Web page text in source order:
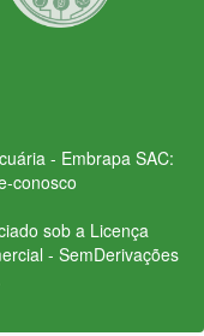
- Embrapa SAC:
conosco
sob a Licença
- SemDerivações